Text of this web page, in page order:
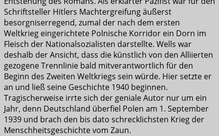
Schriftsteller Hitlers Machtergreifung äußerst
besorgniserregend, zumal der nach dem ersten
Weltkrieg eingerichtete Polnische Korridor ein Dorn im
Fleisch der Nationalsozialisten darstellte. Wells war
deshalb der Ansicht, dass die künstlich von den Alliierten
gezogene Trennlinie bald mitverantwortlich für den
Beginn des Zweiten Weltkriegs sein würde. Hier setzte er
an und ließ seine Geschichte 1940 beginnen.
Tragischerweise irrte sich der geniale Autor nur um ein
Jahr, denn Deutschland überfiel Polen am 1. September
1939 und brach den bis dato schrecklichsten Krieg der
Menschheitsgeschichte vom Zaun.